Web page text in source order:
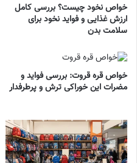
خواص نخود چیست؟ بررسی کامل
ارزش غذایی و فواید نخود برای
سلامت بدن
خواص قره قروت: بررسی فواید و
مضرات این خوراکی ترش و پرطرفدار